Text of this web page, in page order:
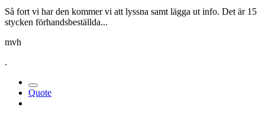
Så fort vi har den kommer vi att lyssna samt lägga ut info. Det är 15
stycken förhandsbeställda...
mvh
.
Quote